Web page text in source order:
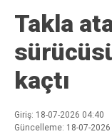
Takla
kaçtı
Giriş: 18-07-2026 04:40
Güncelleme: 18-07-2026